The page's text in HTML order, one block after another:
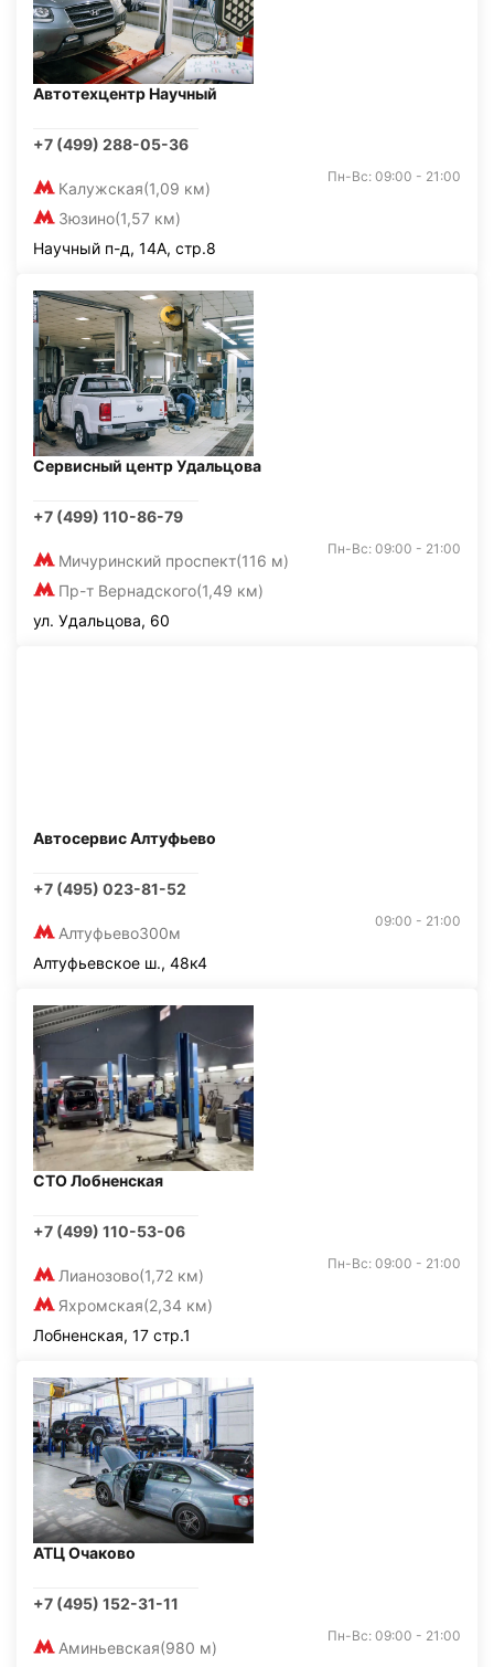
Автотехцентр Научный
+7 (499) 288-05-36
Калужская(1,09 км)
Зюзино(1,57 км)
Пн-Вс: 09:00 - 21:00
Научный п-д, 14А, стр.8
Сервисный центр Удальцова
+7 (499) 110-86-79
Мичуринский проспект(116 м)
Пр-т Вернадского(1,49 км)
Пн-Вс: 09:00 - 21:00
ул. Удальцова, 60
Автосервис Алтуфьево
+7 (495) 023-81-52
Алтуфьево300м
09:00 - 21:00
Алтуфьевское ш., 48к4
СТО Лобненская
+7 (499) 110-53-06
Лианозово(1,72 км)
Яхромская(2,34 км)
Пн-Вс: 09:00 - 21:00
Лобненская, 17 стр.1
АТЦ Очаково
+7 (495) 152-31-11
Аминьевская(980 м)
Пн-Вс: 09:00 - 21:00